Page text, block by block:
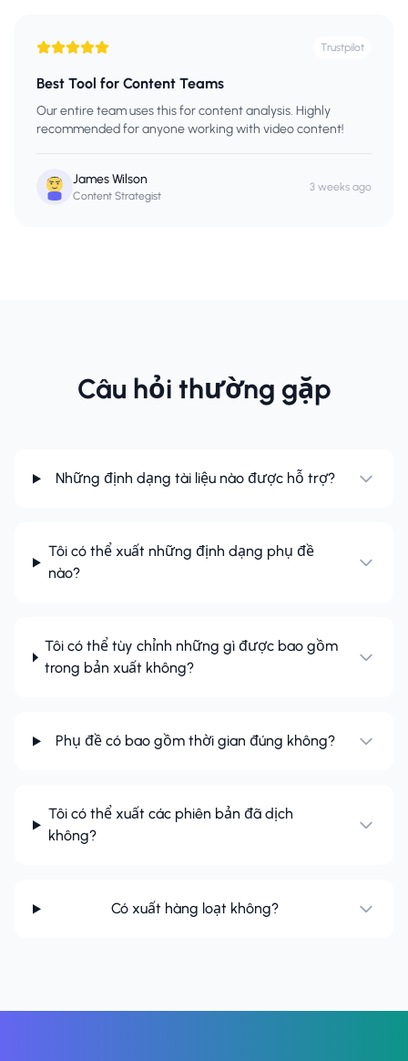
Trustpilot
Best Tool for Content Teams
Our entire team uses this for content analysis. Highly
recommended for anyone working with video content!
James Wilson
Content Strategist
3 weeks ago
Câu hỏi thường gặp
Những định dạng tài liệu nào được hỗ trợ?
Tôi có thể xuất những định dạng phụ đề
nào?
Tôi có thể tùy chỉnh những gì được bao gồm
trong bản xuất không?
Phụ đề có bao gồm thời gian đúng không?
Tôi có thể xuất các phiên bản đã dịch
không?
Có xuất hàng loạt không?